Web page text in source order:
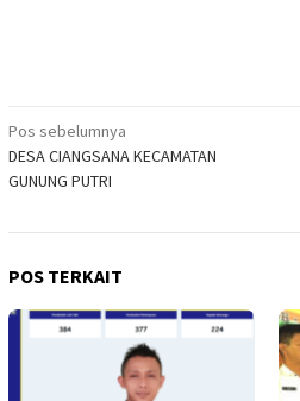
Navigasi
pos
Pos sebelumnya
DESA CIANGSANA KECAMATAN
GUNUNG PUTRI
POS TERKAIT